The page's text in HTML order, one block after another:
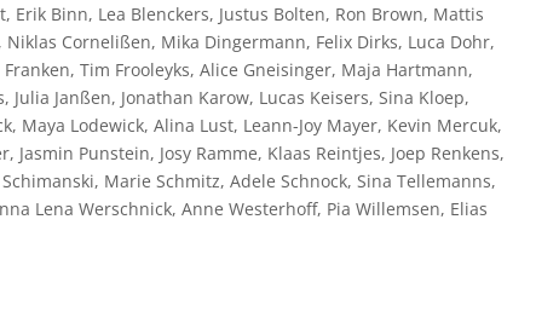
Binn, Lea Blenckers, Justus Bolten, Ron Brown, Mattis
Cornelißen, Mika Dingermann, Felix Dirks, Luca Dohr,
Tim Frooleyks, Alice Gneisinger, Maja Hartmann,
Janßen, Jonathan Karow, Lucas Keisers, Sina Kloep,
Maya Lodewick, Alina Lust, Leann-Joy Mayer, Kevin Mercuk,
Punstein, Josy Ramme, Klaas Reintjes, Joep Renkens,
Marie Schmitz, Adele Schnock, Sina Tellemanns,
Lena Werschnick, Anne Westerhoff, Pia Willemsen, Elias